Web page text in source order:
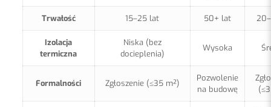
Trwałość 15–25 lat 50+ lat
Izolacja
termiczna
Niska (bez
docieplenia)
Wysoka
Formalności Zgłoszenie (≤35 m²)
Pozwolenie
na budowę